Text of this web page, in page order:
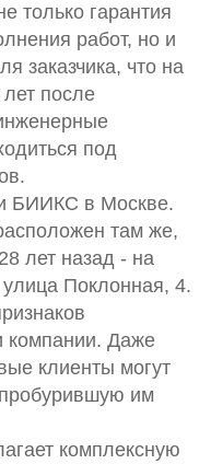
только гарантия
работ, но и
заказчика, что на
после
под
БИИКС в Москве.
там же,
лет назад - на
улица Поклонная, 4.
компании. Даже
клиенты могут
им
комплексную